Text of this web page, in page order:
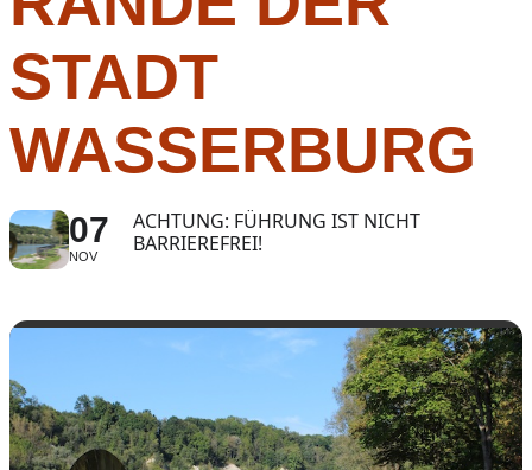
STADT
WASSERBURG
07
NOV
ACHTUNG: FÜHRUNG IST NICHT
BARRIEREFREI!